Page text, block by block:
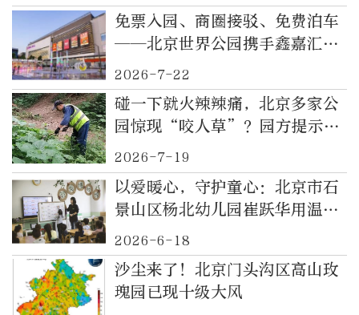
免票入园、商圈接驳、免费泊车
——北京世界公园携手鑫嘉汇打
造“文旅+商业”服务共同体
2026-7-22
碰一下就火辣辣痛，北京多家公
园惊现“咬人草”？园方提示
——
2026-7-19
以爱暖心，守护童心：北京市石
景山区杨北幼儿园崔跃华用温情
陪伴幼儿快乐成长
2026-6-18
沙尘来了！北京门头沟区高山玫
瑰园已现十级大风